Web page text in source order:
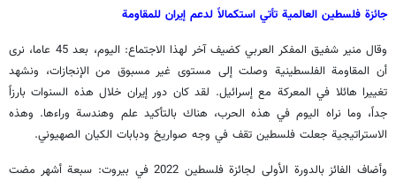
جائزة فلسطين العالمية تأتي استكمالاً لدعم إيران للمقاومة
وقال منير شفيق المفكر العربي كضيف آخر لهذا الاجتماع: اليوم، بعد 45 عاما، نرى
أن المقاومة الفلسطينية وصلت إلى مستوى غير مسبوق من الإنجازات، ونشهد
تغييرا هائلا في المعركة مع إسرائيل. لقد كان دور إيران خلال هذه السنوات بارزاً
جداً، وما نراه اليوم في هذه الحرب، هناك بالتأكيد علم وهندسة وراءها. وهذه
الاستراتيجية جعلت فلسطين تقف في وجه صواريخ ودبابات الكيان الصهيوني.
وأضاف الفائز بالدورة الأولى لجائزة فلسطين 2022 في بيروت: سبعة أشهر مضت